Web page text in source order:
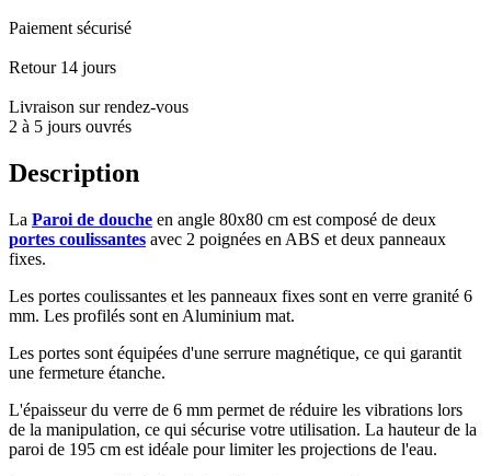
Paiement sécurisé
Retour 14 jours
Livraison sur rendez-vous
2 à 5 jours ouvrés
Description
La Paroi de douche en angle 80x80 cm est composé de deux
portes coulissantes avec 2 poignées en ABS et deux panneaux
fixes.
Les portes coulissantes et les panneaux fixes sont en verre granité 6
mm. Les profilés sont en Aluminium mat.
Les portes sont équipées d'une serrure magnétique, ce qui garantit
une fermeture étanche.
L'épaisseur du verre de 6 mm permet de réduire les vibrations lors
de la manipulation, ce qui sécurise votre utilisation. La hauteur de la
paroi de 195 cm est idéale pour limiter les projections de l'eau.